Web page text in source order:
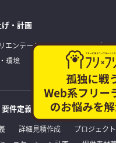
・計画
エンテーション
ヒアリング
環境
提案書作成
概算見積
件定義
詳細見積作成
プロジェク